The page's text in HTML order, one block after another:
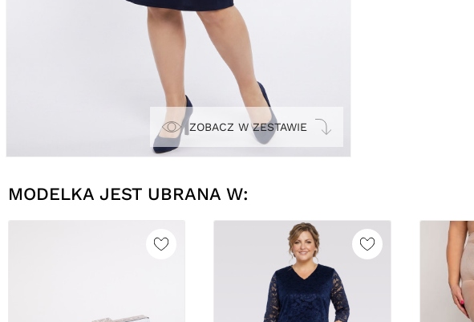
ZOBACZ W ZESTAWIE
MODELKA JEST UBRANA W: